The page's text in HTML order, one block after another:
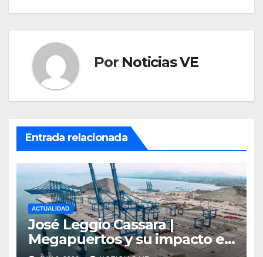
Por Noticias VE
Entrada relacionada
ACTUALIDAD
José Leggio Cassara |
Megapuertos y su impacto en
el turismo y el comercio